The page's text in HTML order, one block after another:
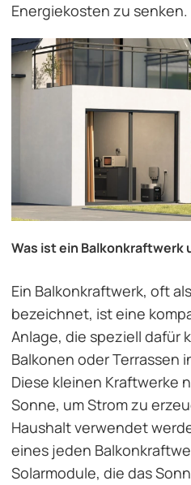
Energiekosten zu senken.
Was ist ein
Ein Balkonkraftwerk, oft
bezeichnet, ist eine
Anlage, die speziell dafür
Balkonen oder Terrassen
Diese kleinen Kraftwerke
Sonne, um Strom zu
Haushalt verwendet
eines jeden
Solarmodule, die das